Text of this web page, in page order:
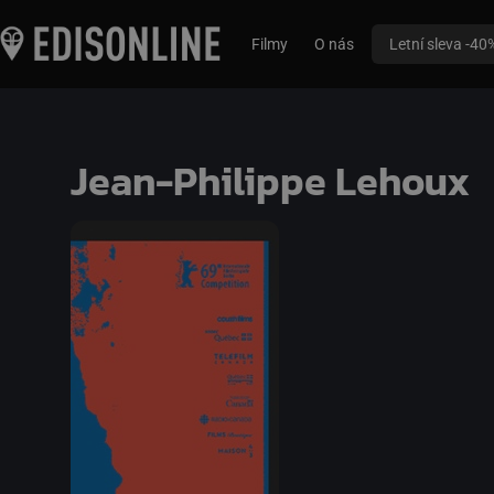
Filmy O nás Letní sleva -
Jean-Philippe Lehoux